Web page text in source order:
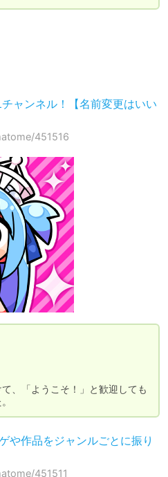
チャンネル！【名前変更はいい
451516
、「ようこそ！」と歓迎しても
や作品をジャンルごとに振り
451511